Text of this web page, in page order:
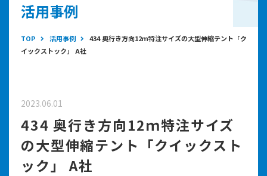
活用事例
TOP 活用事例
434 奥行き方向12ｍ特注サイズの大型伸縮テント「ク
イックストック」 A社
2023.06.01
434 奥行き方向12ｍ特注サイズ
の大型伸縮テント「クイックスト
ック」 A社